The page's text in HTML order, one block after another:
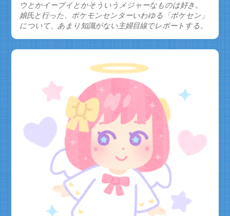
ウとかイーブイとかそういうメジャーなものは好き。
娘氏と行った、ポケモンセンターいわゆる「ポケセン」
について、あまり知識がない主婦目線でレポートする。